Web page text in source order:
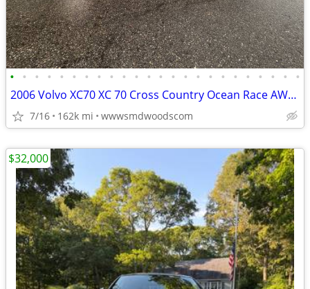
• • • • • • • • • • • • • • • • • • • • • • • •
2006 Volvo XC70 XC 70 Cross Country Ocean Race AWD 5085232123
7/16 162k mi wwwsmdwoodscom
$32,000